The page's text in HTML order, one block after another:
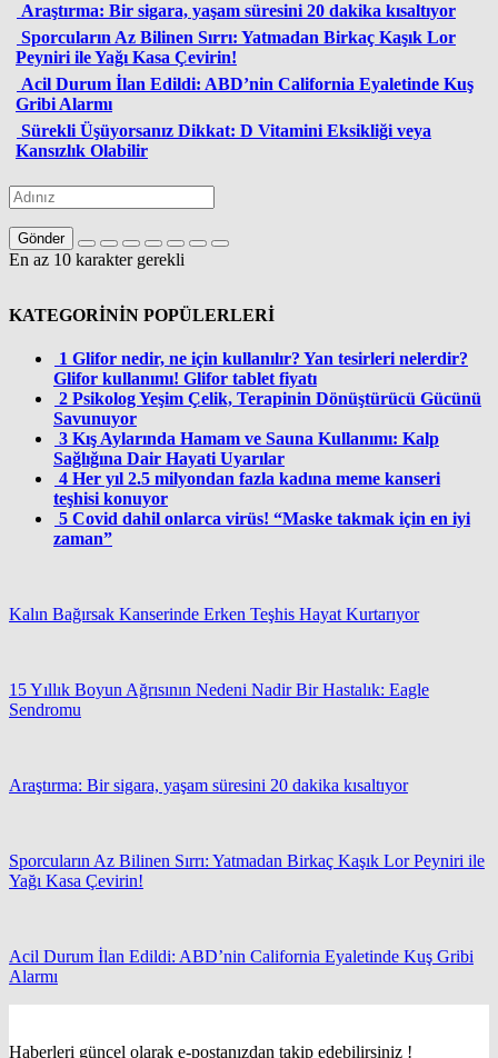
Araştırma: Bir sigara, yaşam süresini 20 dakika kısaltıyor
Sporcuların Az Bilinen Sırrı: Yatmadan Birkaç Kaşık Lor
Peyniri ile Yağı Kasa Çevirin!
Acil Durum İlan Edildi: ABD’nin California Eyaletinde Kuş
Gribi Alarmı
Sürekli Üşüyorsanız Dikkat: D Vitamini Eksikliği veya
Kansızlık Olabilir
Gönder
En az 10 karakter gerekli
KATEGORİNİN POPÜLERLERİ
1 Glifor nedir, ne için kullanılır? Yan tesirleri nelerdir?
Glifor kullanımı! Glifor tablet fiyatı
2 Psikolog Yeşim Çelik, Terapinin Dönüştürücü Gücünü
Savunuyor
3 Kış Aylarında Hamam ve Sauna Kullanımı: Kalp
Sağlığına Dair Hayati Uyarılar
4 Her yıl 2.5 milyondan fazla kadına meme kanseri
teşhisi konuyor
5 Covid dahil onlarca virüs! “Maske takmak için en iyi
zaman”
Kalın Bağırsak Kanserinde Erken Teşhis Hayat Kurtarıyor
15 Yıllık Boyun Ağrısının Nedeni Nadir Bir Hastalık: Eagle
Sendromu
Araştırma: Bir sigara, yaşam süresini 20 dakika kısaltıyor
Sporcuların Az Bilinen Sırrı: Yatmadan Birkaç Kaşık Lor Peyniri ile
Yağı Kasa Çevirin!
Acil Durum İlan Edildi: ABD’nin California Eyaletinde Kuş Gribi
Alarmı
Haberleri güncel olarak e-postanızdan takip edebilirsiniz !